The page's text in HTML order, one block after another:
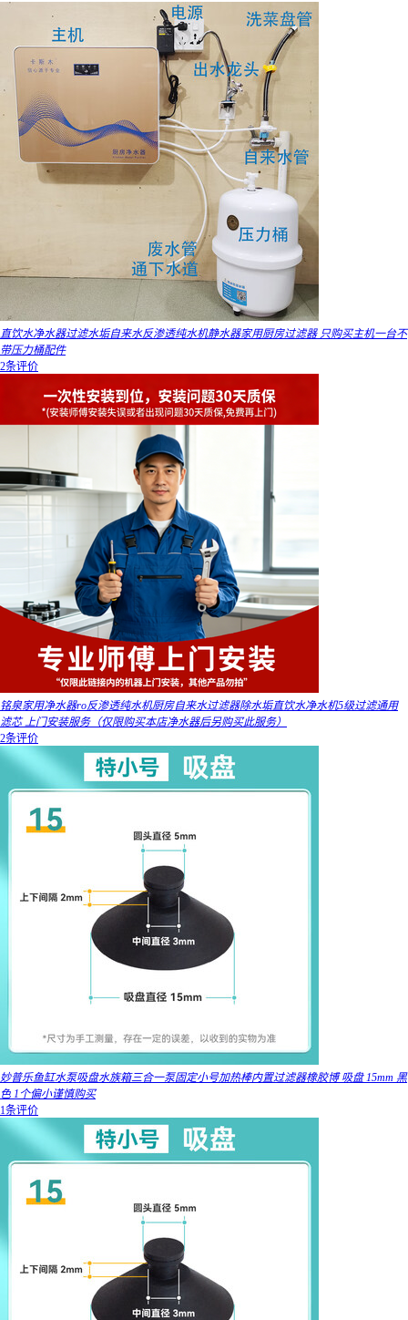
直饮水净水器过滤水垢自来水反渗透纯水机静水器家用厨房过滤器 只购买主机一台不
带压力桶配件
2条评价
铭泉家用净水器ro反渗透纯水机厨房自来水过滤器除水垢直饮水净水机5级过滤通用
滤芯 上门安装服务（仅限购买本店净水器后另购买此服务）
2条评价
妙普乐鱼缸水泵吸盘水族箱三合一泵固定小号加热棒内置过滤器橡胶博 吸盘 15mm 黑
色 1个偏小谨慎购买
1条评价